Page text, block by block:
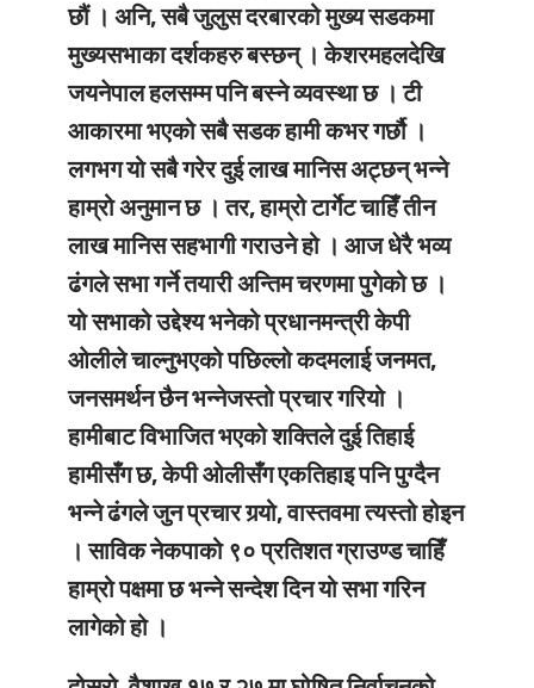
छौं । अनि, सबै जुलुस दरबारको मुख्य सडकमा
मुख्यसभाका दर्शकहरु बस्छन् । केशरमहलदेखि
जयनेपाल हलसम्म पनि बस्ने व्यवस्था छ । टी
आकारमा भएको सबै सडक हामी कभर गर्छौ ।
लगभग यो सबै गरेर दुई लाख मानिस अट्छन् भन्ने
हाम्रो अनुमान छ । तर, हाम्रो टार्गेट चाहिँ तीन
लाख मानिस सहभागी गराउने हो । आज धेरै भव्य
ढंगले सभा गर्ने तयारी अन्तिम चरणमा पुगेको छ ।
यो सभाको उद्देश्य भनेको प्रधानमन्त्री केपी
ओलीले चाल्नुभएको पछिल्लो कदमलाई जनमत,
जनसमर्थन छैन भन्नेजस्तो प्रचार गरियो ।
हामीबाट विभाजित भएको शक्तिले दुई तिहाई
हामीसँग छ, केपी ओलीसँग एकतिहाइ पनि पुग्दैन
भन्ने ढंगले जुन प्रचार गर्‍यो, वास्तवमा त्यस्तो होइन
। साविक नेकपाको ९० प्रतिशत ग्राउण्ड चाहिँ
हाम्रो पक्षमा छ भन्ने सन्देश दिन यो सभा गरिन
लागेको हो ।